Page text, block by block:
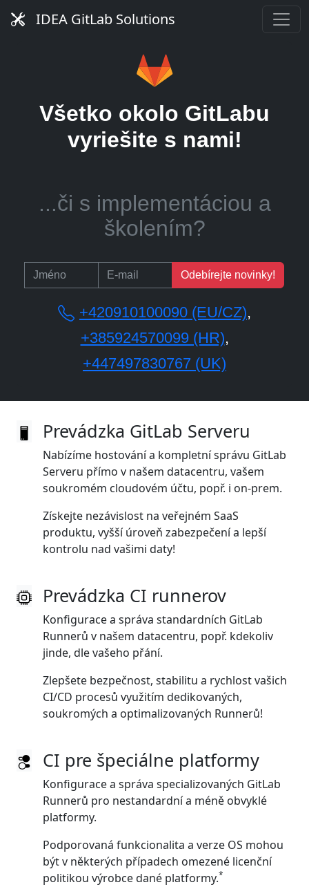
IDEA GitLab Solutions
Všetko okolo GitLabu
vyriešite s nami!
GitLab server?
...alebo pomoc so
správou CI runnerov?
...či s implementáciou a
školením?
Odebírejte novinky!
+420910100090 (EU/CZ),
+385924570099 (HR),
+447497830767 (UK)
Prevádzka GitLab Serveru
Nabízíme hostování a kompletní správu GitLab
Serveru přímo v našem datacentru, vašem
soukromém cloudovém účtu, popř. i on‑prem.
Získejte nezávislost na veřejném SaaS
produktu, vyšší úroveň zabezpečení a lepší
kontrolu nad vašimi daty!
Prevádzka CI runnerov
Konfigurace a správa standardních GitLab
Runnerů v našem datacentru, popř. kdekoliv
jinde, dle vašeho přání.
Zlepšete bezpečnost, stabilitu a rychlost vašich
CI/CD procesů využitím dedikovaných,
soukromých a optimalizovaných Runnerů!
CI pre špeciálne platformy
Konfigurace a správa specializovaných GitLab
Runnerů pro nestandardní a méně obvyklé
platformy.
Podporovaná funkcionalita a verze OS mohou
být v některých případech omezené licenční
politikou výrobce dané platformy.*